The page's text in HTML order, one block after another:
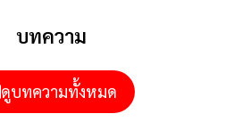
บทความ
ดูบทความทั้งหมด